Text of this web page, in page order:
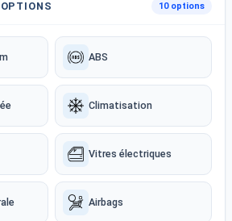
10 options
ABS
Climatisation
Vitres électriques
Airbags